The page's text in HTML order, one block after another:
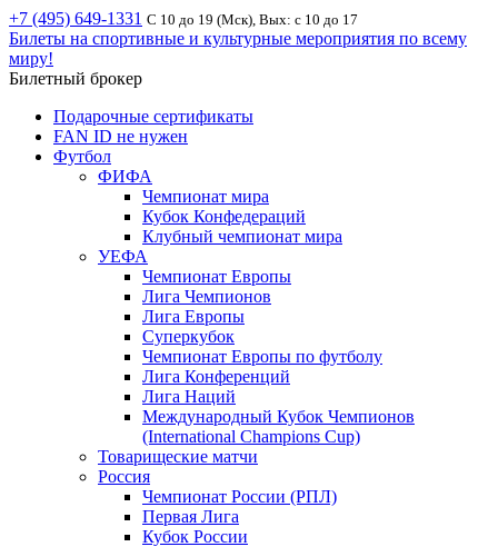
+7 (495) 649-1331 С 10 до 19 (Мск), Вых: с 10 до 17
Билеты на спортивные и культурные мероприятия по всему
миру!
Билетный брокер
Подарочные сертификаты
FAN ID не нужен
Футбол
ФИФА
Чемпионат мира
Кубок Конфедераций
Клубный чемпионат мира
УЕФА
Чемпионат Европы
Лига Чемпионов
Лига Европы
Суперкубок
Чемпионат Европы по футболу
Лига Конференций
Лига Наций
Международный Кубок Чемпионов
(International Champions Cup)
Товарищеские матчи
Россия
Чемпионат России (РПЛ)
Первая Лига
Кубок России